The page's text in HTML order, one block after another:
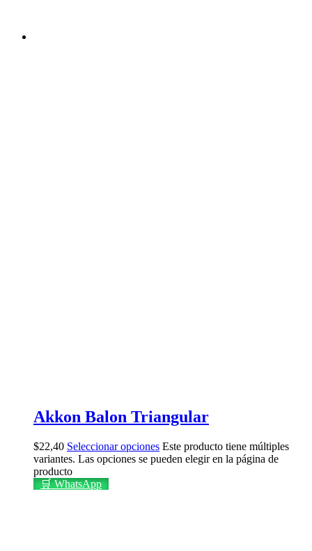
Akkon Balon Triangular
$22,40 Seleccionar opciones Este producto tiene múltiples
variantes. Las opciones se pueden elegir en la página de
producto
🛒 WhatsApp